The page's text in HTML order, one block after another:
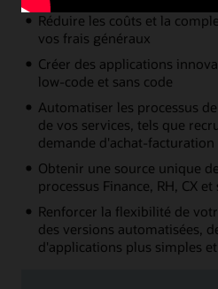
Réduire les coûts et la
vos frais généraux
Créer des applications
low-code et sans code
Automatiser les processus
de vos services, tels que
demande d'achat-facturation
Obtenir une source unique
processus Finance, RH, CX
Renforcer la flexibilité de
des versions automatisées,
d'applications plus simples